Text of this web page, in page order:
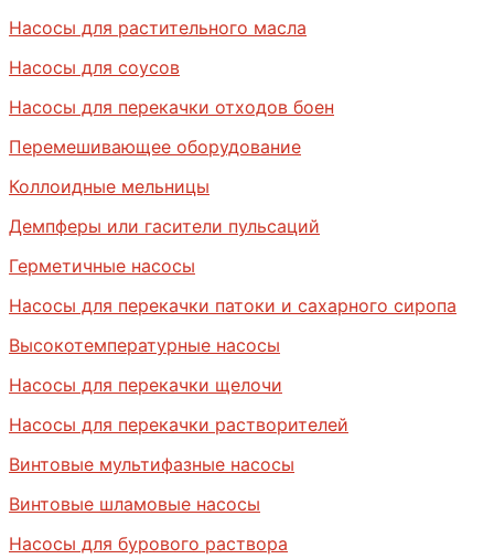
Насосы для растительного масла
Насосы для соусов
Насосы для перекачки отходов боен
Перемешивающее оборудование
Коллоидные мельницы
Демпферы или гасители пульсаций
Герметичные насосы
Насосы для перекачки патоки и сахарного сиропа
Высокотемпературные насосы
Насосы для перекачки щелочи
Насосы для перекачки растворителей
Винтовые мультифазные насосы
Винтовые шламовые насосы
Насосы для бурового раствора